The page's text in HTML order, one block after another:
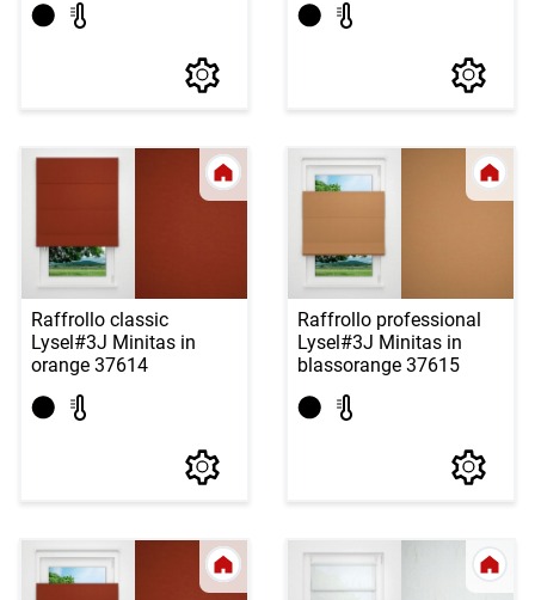
Raffrollo classic
Lysel#3J Minitas in
orange 37614
Raffrollo professional
Lysel#3J Minitas in
blassorange 37615